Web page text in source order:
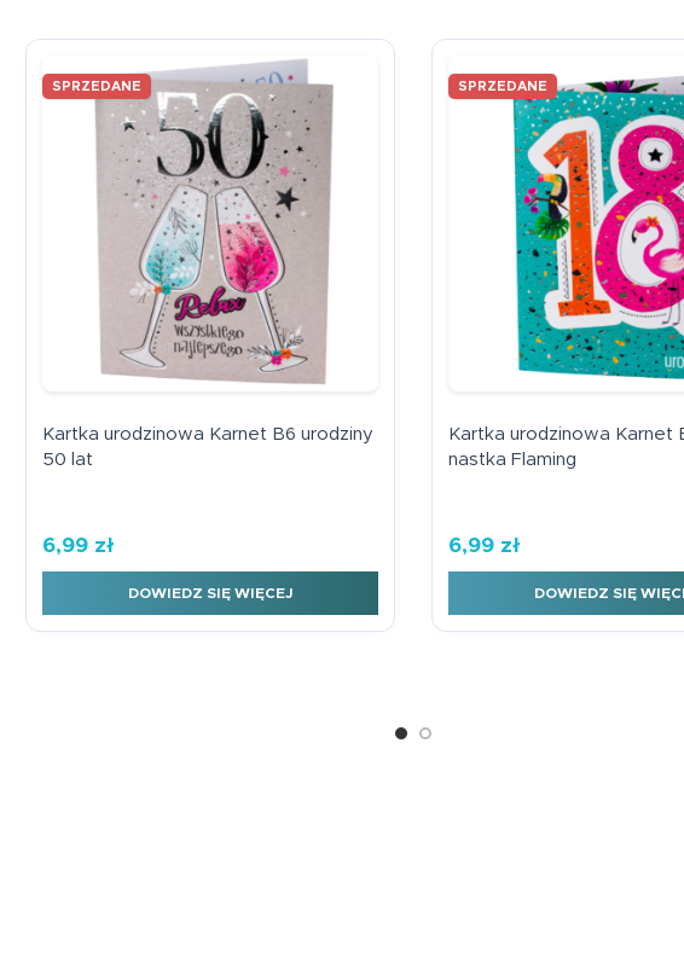
SPRZEDANE
Kartka urodzinowa Karnet B6 urodziny
50 lat
6,99 zł
DOWIEDZ SIĘ WIĘCEJ
SPRZEDANE
Kartka urodzinowa Karnet
nastka Flaming
6,99 zł
DOWIEDZ SIĘ